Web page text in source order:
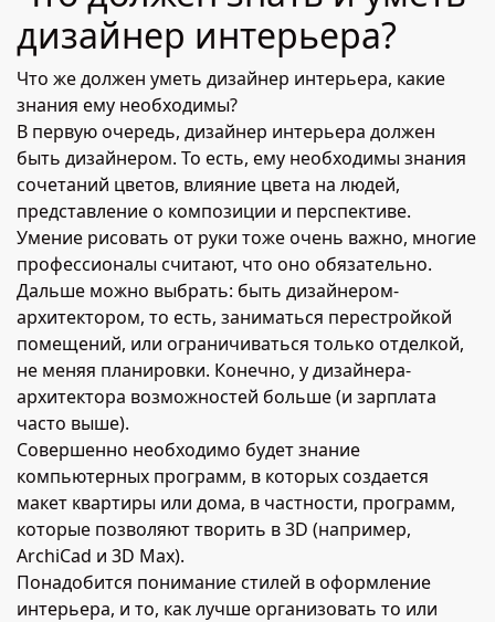
дизайнер интерьера?
Что же должен уметь дизайнер интерьера, какие
знания ему необходимы?
В первую очередь, дизайнер интерьера должен
быть дизайнером. То есть, ему необходимы знания
сочетаний цветов, влияние цвета на людей,
представление о композиции и перспективе.
Умение рисовать от руки тоже очень важно, многие
профессионалы считают, что оно обязательно.
Дальше можно выбрать: быть дизайнером-
архитектором, то есть, заниматься перестройкой
помещений, или ограничиваться только отделкой,
не меняя планировки. Конечно, у дизайнера-
архитектора возможностей больше (и зарплата
часто выше).
Совершенно необходимо будет знание
компьютерных программ, в которых создается
макет квартиры или дома, в частности, программ,
которые позволяют творить в 3D (например,
ArchiCad и 3D Max).
Понадобится понимание стилей в оформление
интерьера, и то, как лучше организовать то или